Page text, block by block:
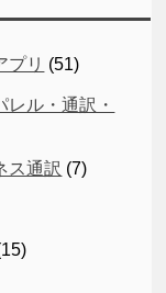
プリ (51)
ル・通訳・
ス通訳 (7)